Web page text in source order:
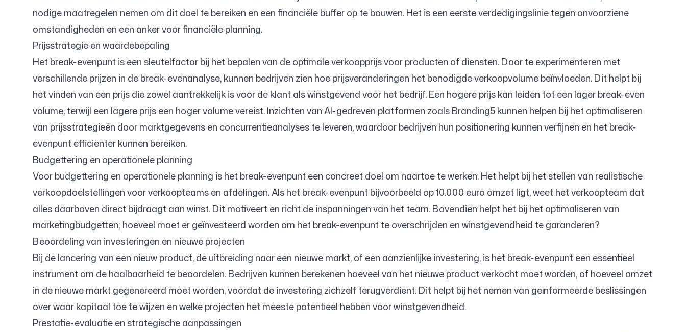
nodige maatregelen nemen om dit doel te bereiken en een financiële buffer op te bouwen. Het is een eerste verdedigingslinie tegen onvoorziene
omstandigheden en een anker voor financiële planning.
Prijsstrategie en waardebepaling
Het break-evenpunt is een sleutelfactor bij het bepalen van de optimale verkoopprijs voor producten of diensten. Door te experimenteren met
verschillende prijzen in de break-evenanalyse, kunnen bedrijven zien hoe prijsveranderingen het benodigde verkoopvolume beïnvloeden. Dit helpt bij
het vinden van een prijs die zowel aantrekkelijk is voor de klant als winstgevend voor het bedrijf. Een hogere prijs kan leiden tot een lager break-even
volume, terwijl een lagere prijs een hoger volume vereist. Inzichten van AI-gedreven platformen zoals Branding5 kunnen helpen bij het optimaliseren
van prijsstrategieën door marktgegevens en concurrentieanalyses te leveren, waardoor bedrijven hun positionering kunnen verfijnen en het break-
evenpunt efficiënter kunnen bereiken.
Budgettering en operationele planning
Voor budgettering en operationele planning is het break-evenpunt een concreet doel om naartoe te werken. Het helpt bij het stellen van realistische
verkoopdoelstellingen voor verkoopteams en afdelingen. Als het break-evenpunt bijvoorbeeld op 10.000 euro omzet ligt, weet het verkoopteam dat
alles daarboven direct bijdraagt aan winst. Dit motiveert en richt de inspanningen van het team. Bovendien helpt het bij het optimaliseren van
marketingbudgetten; hoeveel moet er geïnvesteerd worden om het break-evenpunt te overschrijden en winstgevendheid te garanderen?
Beoordeling van investeringen en nieuwe projecten
Bij de lancering van een nieuw product, de uitbreiding naar een nieuwe markt, of een aanzienlijke investering, is het break-evenpunt een essentieel
instrument om de haalbaarheid te beoordelen. Bedrijven kunnen berekenen hoeveel van het nieuwe product verkocht moet worden, of hoeveel omzet
in de nieuwe markt gegenereerd moet worden, voordat de investering zichzelf terugverdient. Dit helpt bij het nemen van geïnformeerde beslissingen
over waar kapitaal toe te wijzen en welke projecten het meeste potentieel hebben voor winstgevendheid.
Prestatie-evaluatie en strategische aanpassingen